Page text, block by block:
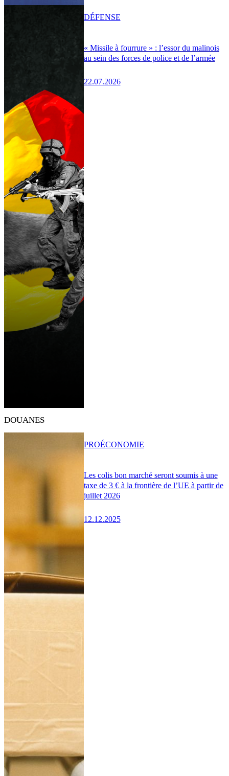
« Missile à fourrure » : l’essor du malinois
au sein des forces de police et de l’armée
22.07.2026
DÉFENSE
DOUANES
Les colis bon marché seront soumis à une
taxe de 3 € à la frontière de l’UE à partir de
juillet 2026
12.12.2025
PROÉCONOMIE